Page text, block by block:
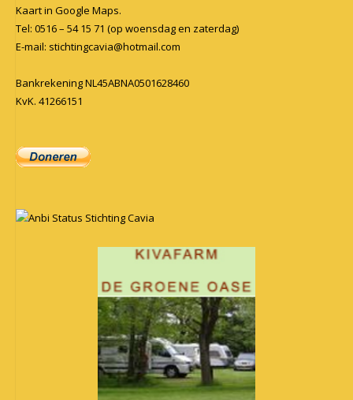
Kaart in Google Maps.
Tel: 0516 – 54 15 71 (op woensdag en zaterdag)
E-mail: stichtingcavia@hotmail.com
Bankrekening NL45ABNA0501628460
KvK. 41266151
Anbi Status Stichting Cavia